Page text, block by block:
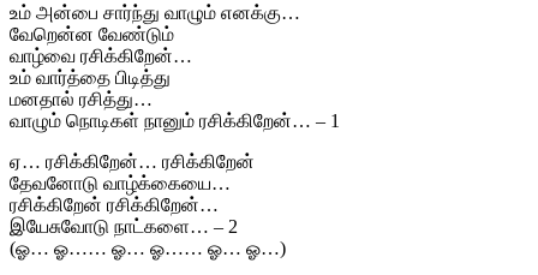
உம் அன்பை சார்ந்து வாழும் எனக்கு…
வேறென்ன வேண்டும்
வாழ்வை ரசிக்கிறேன்…
உம் வார்த்தை பிடித்து
மனதால் ரசித்து…
வாழும் நொடிகள் நானும் ரசிக்கிறேன்… – 1
ஏ… ரசிக்கிறேன்… ரசிக்கிறேன்
தேவனோடு வாழ்க்கையை…
ரசிக்கிறேன் ரசிக்கிறேன்…
இயேசுவோடு நாட்களை… – 2
(ஓ… ஓ…… ஓ… ஓ…… ஓ… ஓ…)